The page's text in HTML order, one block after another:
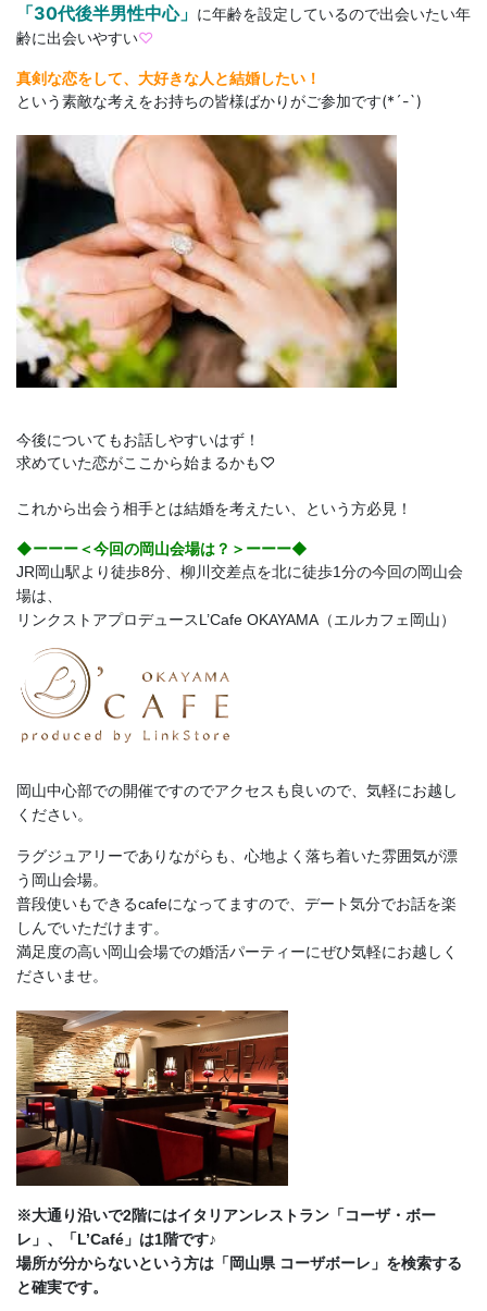
「30代後半男性中心」 に年齢を設定しているので出会いたい年
齢に出会いやすい♡
真剣な恋をして、大好きな人と結婚したい！
という素敵な考えをお持ちの皆様ばかりがご参加です(*´-`)
今後についてもお話しやすいはず！
求めていた恋がここから始まるかも♡
これから出会う相手とは結婚を考えたい、という方必見！
◆ーーー＜今回の岡山会場は？＞ーーー◆
JR岡山駅より徒歩8分、柳川交差点を北に徒歩1分の今回の岡山会
場は、
リンクストアプロデュースL’Cafe OKAYAMA（エルカフェ岡山）
岡山中心部での開催ですのでアクセスも良いので、気軽にお越し
ください。
ラグジュアリーでありながらも、心地よく落ち着いた雰囲気が漂
う岡山会場。
普段使いもできるcafeになってますので、デート気分でお話を楽
しんでいただけます。
満足度の高い岡山会場での婚活パーティーにぜひ気軽にお越しく
ださいませ。
※大通り沿いで2階にはイタリアンレストラン「コーザ・ボー
レ」、「L’Café」は1階です♪
場所が分からないという方は「岡山県 コーザボーレ」を検索する
と確実です。